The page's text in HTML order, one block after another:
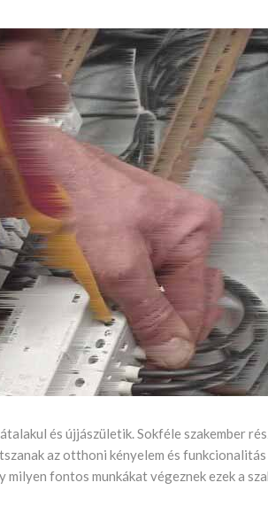
és újjászületik. Sokféle szakember
az otthoni kényelem és funkcionalitás
fontos munkákat végeznek ezek a